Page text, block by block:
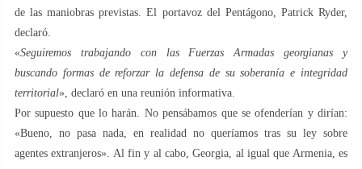
de las maniobras previstas. El portavoz del Pentágono, Patrick Ryder,
declaró.
«Seguiremos trabajando con las Fuerzas Armadas georgianas y
buscando formas de reforzar la defensa de su soberanía e integridad
territorial», declaró en una reunión informativa.
Por supuesto que lo harán. No pensábamos que se ofenderían y dirían:
«Bueno, no pasa nada, en realidad no queríamos tras su ley sobre
agentes extranjeros». Al fin y al cabo, Georgia, al igual que Armenia, es